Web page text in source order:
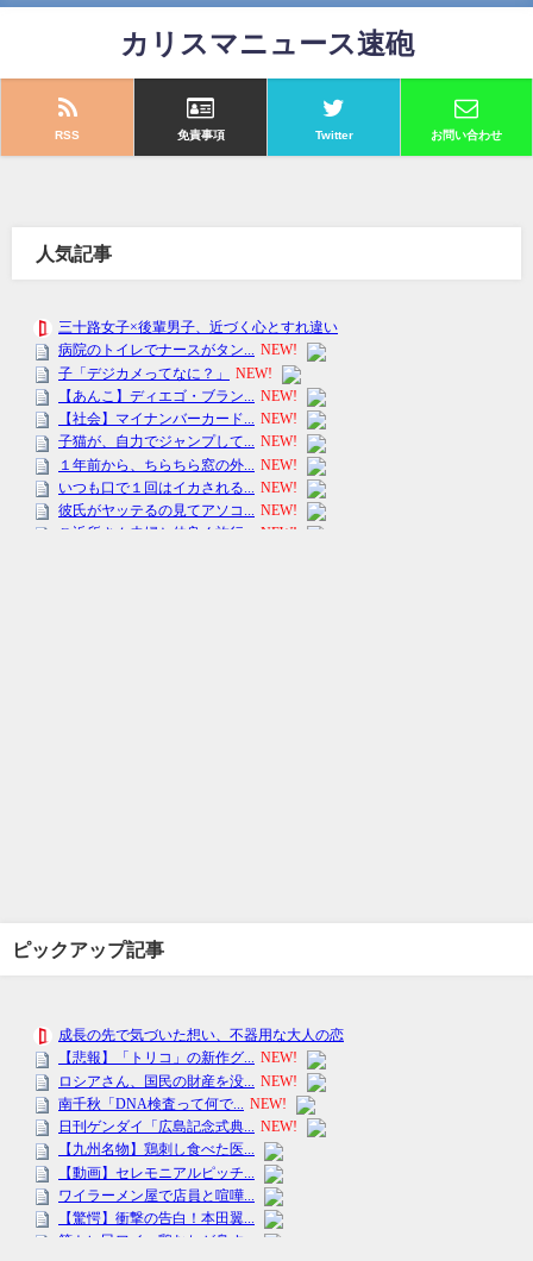
カリスマニュース速砲
RSS 免責事項 Twitter お問い合わせ
人気記事
ピックアップ記事